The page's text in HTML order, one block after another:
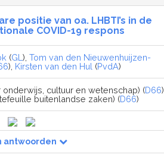
positie van oa. LHBTI’s in de
COVID-19 respons
(GL ), Tom van den Nieuwenhuijzen-
), Kirsten van den Hul (PvdA)
onderwijs, cultuur en wetenschap) (D66),
buitenlandse zaken) (D66)
antwoorden